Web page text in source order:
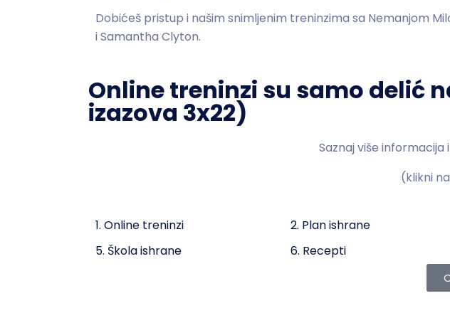
Dobićeš pristup i našim snimljenim treninzima sa Nemanjom
i Samantha Clyton.
Online treninzi su samo delić
izazova 3x22)
Saznaj više
(klikni
1. Online treninzi 2. Plan ishrane
5. Škola ishrane
6. Recepti